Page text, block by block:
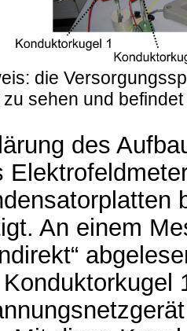
die
zu sehen und
des
An einem
Konduktorkugel